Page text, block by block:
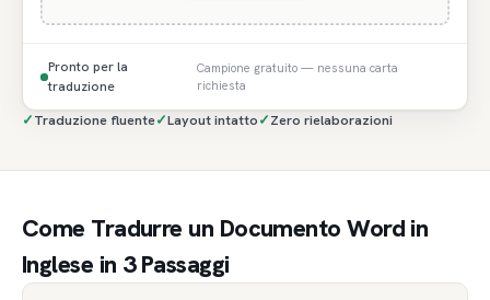
Pronto per la
traduzione
Campione gratuito — nessuna carta
richiesta
✓Traduzione fluente✓Layout intatto✓Zero rielaborazioni
Come Tradurre un Documento Word in
Inglese in 3 Passaggi